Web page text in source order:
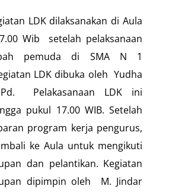
LDK dilaksanakan di Aula
Wib setelah pelaksanaan
pemuda di SMA N 1
LDK dibuka oleh Yudha
Pelakasanaan LDK ini
pukul 17.00 WIB. Setelah
program kerja pengurus,
ke Aula untuk mengikuti
dan pelantikan. Kegiatan
dipimpin oleh M. Jindar